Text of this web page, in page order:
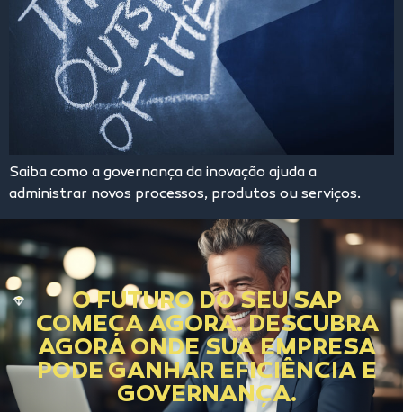
Saiba como a governança da inovação ajuda a
administrar novos processos, produtos ou serviços.
O FUTURO DO SEU SAP
COMEÇA AGORA. DESCUBRA
AGORA ONDE SUA EMPRESA
PODE GANHAR EFICIÊNCIA E
GOVERNANÇA.